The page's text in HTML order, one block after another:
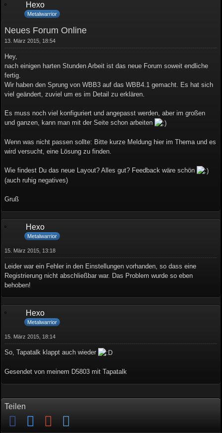
Hexo
Metalwarrior
Neues Forum Online
13. März 2015, 18:54
Hey,
nach einigen harten Stunden Arbeit ist das neue Forum soweit endliche
fertig.
Wir haben den Sprung von WBB3 auf das WBB4.1 gemacht. Es hat sich
viel geändert, zuviel um es im Detail zu erklären.
Es muss noch viel konfiguriert und angepasst werden, aber im großen
und ganzen, kann man mit der Seite schon arbeiten
Wenn was nicht passen sollte: Bitte kurze Meldung hier im Thema und es
wird versucht, eine Lösung zu finden.
Wie findest Du das neue Layout? Alles gut? Feedback wäre schön
(auch ruhig negatives)
Gruß
Hexo
Metalwarrior
15. März 2015, 13:18
Leider war ein Fehler in den Einstellungen vorhanden, so dass eine
Registrierung nicht abschließbar war. Das Problem wurde so eben
behoben!
Hexo
Metalwarrior
15. März 2015, 18:14
So, Tapatalk klappt auch wieder
Gesendet von meinem D5803 mit Tapatalk
Teilen